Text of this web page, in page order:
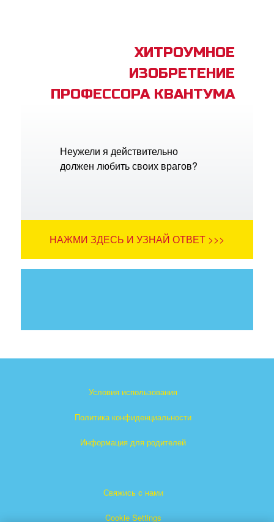
ХИТРОУМНОЕ
ИЗОБРЕТЕНИЕ
ПРОФЕССОРА КВАНТУМА
Неужели я действительно
должен любить своих врагов?
НАЖМИ ЗДЕСЬ И УЗНАЙ ОТВЕТ >>>
Условия использования
Политика конфиденциальности
Информация для родителей
Свяжись с нами
Cookie Settings